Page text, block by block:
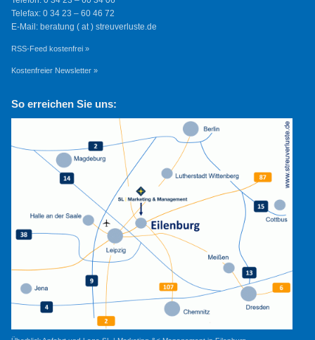
Telefax: 0 34 23 – 60 46 72
E-Mail: beratung ( at ) streuverluste.de
RSS-Feed kostenfrei »
Kostenfreier Newsletter »
So erreichen Sie uns: